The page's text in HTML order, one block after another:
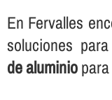
En Fervalles
soluciones
de aluminiopara